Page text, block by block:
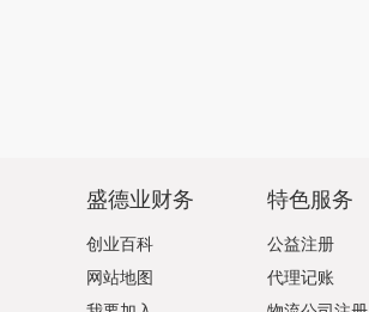
盛德业财务
创业百科
网站地图
特色服务
公益注册
代理记账